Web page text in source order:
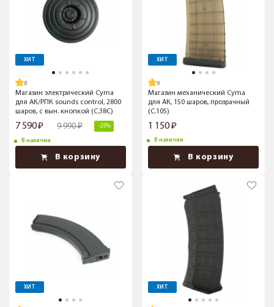
ХИТ
Магазин электрический Cyma
для АК/РПК sounds control, 2800
шаров, с вын. кнопкой (C.38C)
7 590 9 990 -25%
В наличии
В корзину
ХИТ
Магазин механический Cyma
для АК, 150 шаров, прозрачный
(C.105)
1 150
В наличии
В корзину
ХИТ ХИТ